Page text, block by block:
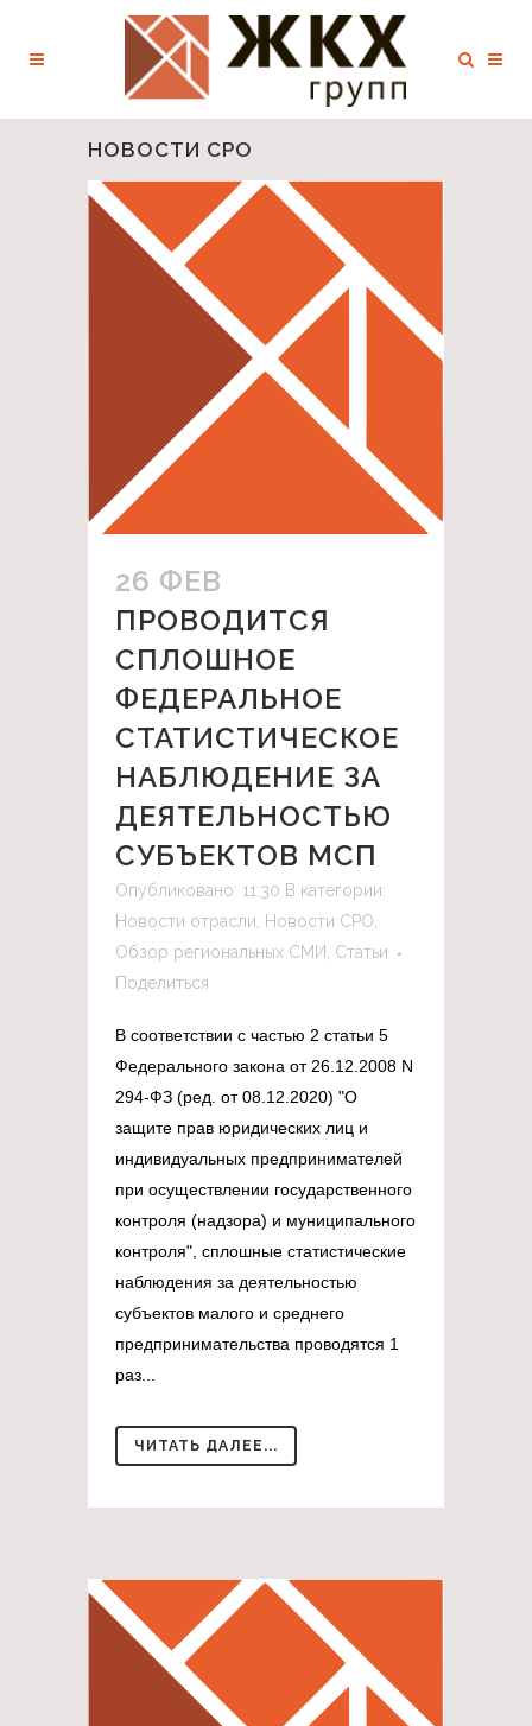
НОВОСТИ СРО
26 ФЕВ
ПРОВОДИТСЯ
СПЛОШНОЕ
ФЕДЕРАЛЬНОЕ
СТАТИСТИЧЕСКОЕ
НАБЛЮДЕНИЕ ЗА
ДЕЯТЕЛЬНОСТЬЮ
СУБЪЕКТОВ МСП
Опубликовано: 11:30 В категории:
Новости отрасли
Новости СРО
Обзор региональных СМИ
Статьи
Поделиться
В соответствии с частью 2 статьи 5
Федерального закона от 26.12.2008 N
294-ФЗ (ред. от 08.12.2020) "О
защите прав юридических лиц и
индивидуальных предпринимателей
при осуществлении государственного
контроля (надзора) и муниципального
контроля", сплошные статистические
наблюдения за деятельностью
субъектов малого и среднего
предпринимательства проводятся 1
раз...
ЧИТАТЬ ДАЛЕЕ...